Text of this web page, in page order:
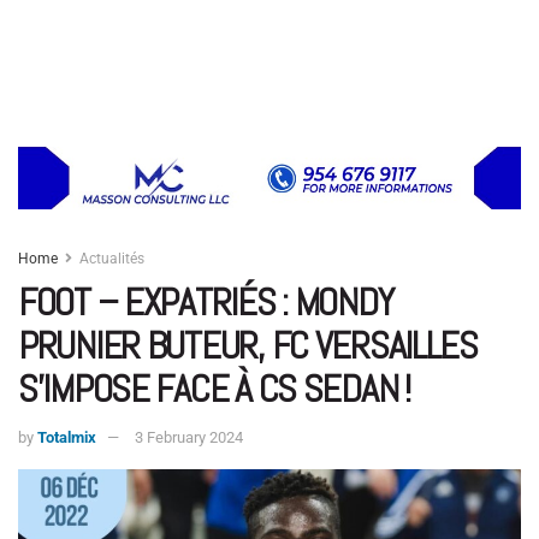
Home Actualités
FOOT – EXPATRIÉS : MONDY
PRUNIER BUTEUR, FC VERSAILLES
S’IMPOSE FACE À CS SEDAN !
by Totalmix 3 February 2024